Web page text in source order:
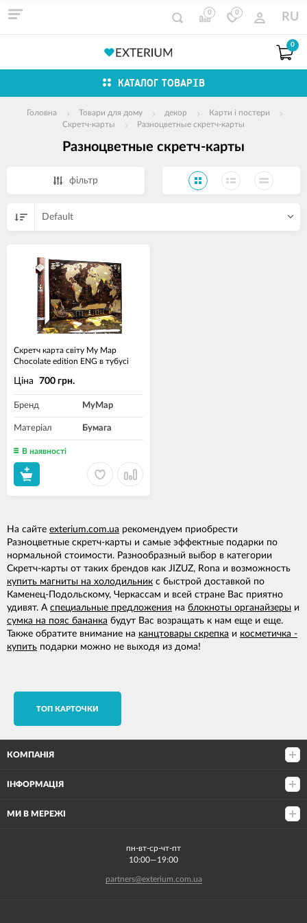
0 0 RU
0
КАТАЛОГ ТОВАРІВ
Головна Товари для дому декор
Карти і постери
Скретч-карты
Разноцветные скретч-карты
Разноцветные скретч-карты
фільтр
Default
Скретч карта світу My Map
Chocolate edition ENG в тубусі
Ціна 700 грн.
Бренд MyMap
Матеріал Бумага
В наявності
На сайте exterium.com.ua рекомендуем приобрести
Разноцветные скретч-карты и самые эффектные подарки по
нормальной стоимости. Разнообразный выбор в категории
Скретч-карты от таких брендов как JIZUZ, Rona и возможность
купить магниты на холодильник с быстрой доставкой по
Каменец-Подольскому, Черкассам и всей стране Вас приятно
удивят. А специальные предложения на блокноты органайзеры и
сумка на пояс бананка будут Вас возращать к нам еще и еще.
Также обратите внимание на канцтовары скрепка и косметичка -
купить подарки можно не выходя из дома!
TОП КАРТОЧКИ
КОМПАНІЯ
ІНФОРМАЦІЯ
МИ В МЕРЕЖІ
пн-вт-ср-чт-пт
10:00—19:00
partners@exterium.com.ua